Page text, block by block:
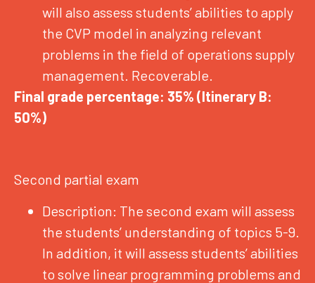
will also assess students’ abilities to apply
the CVP model in analyzing relevant
problems in the field of operations supply
management. Recoverable.
Final grade percentage: 35% (Itinerary B:
50%)
Second partial exam
Description: The second exam will assess
the students’ understanding of topics 5-9.
In addition, it will assess students’ abilities
to solve linear programming problems and